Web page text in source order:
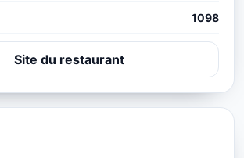
1098
Site du restaurant